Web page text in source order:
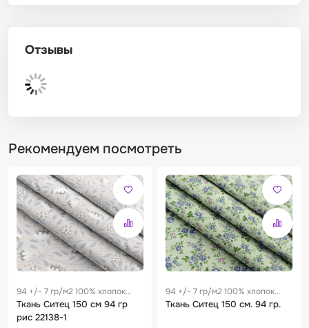
Отзывы
Рекомендуем посмотреть
94 +/- 7 гр/м2 100% хлопок
0.28 м
Ткань Ситец 150 см 94 гр
рис 22138-1
94 +/- 7 гр/м2 100% хлопок
0.28 м
Ткань Ситец 150 см. 94 гр.